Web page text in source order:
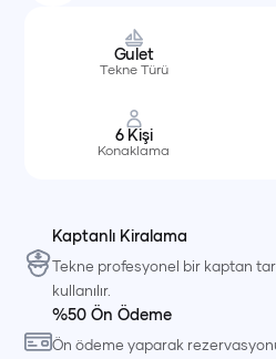
Gulet
Tekne Türü
6 Kişi
Konaklama
Kaptanlı Kiralama
Tekne profesyonel bir kaptan
kullanılır.
%50 Ön Ödeme
Ön ödeme yaparak